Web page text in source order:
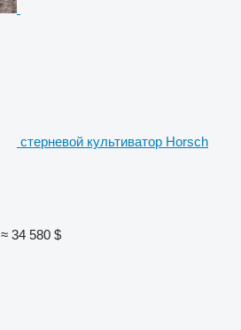
стерневой культиватор Horsch
≈ 34 580 $